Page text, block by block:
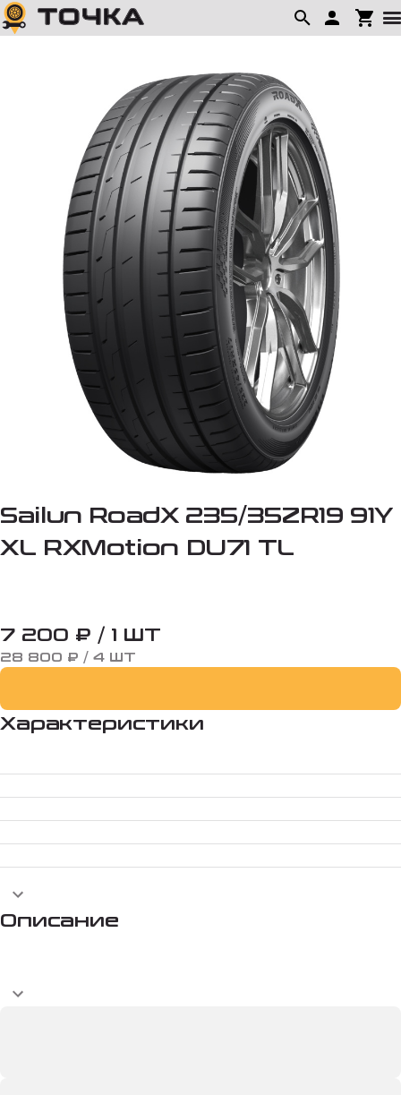
Sailun RoadX 235/35ZR19 91Y
XL RXMotion DU71 TL
7 200 ₽ / 1 ШТ
28 800 ₽ / 4 ШТ
Характеристики
Описание